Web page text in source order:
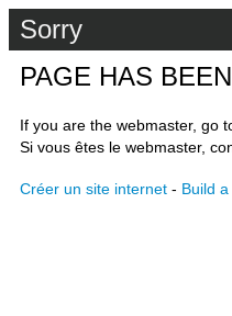
Sorry
PAGE HAS
If you are the webmaster, go
Si vous êtes le webmaster,
Créer un site internet - Build